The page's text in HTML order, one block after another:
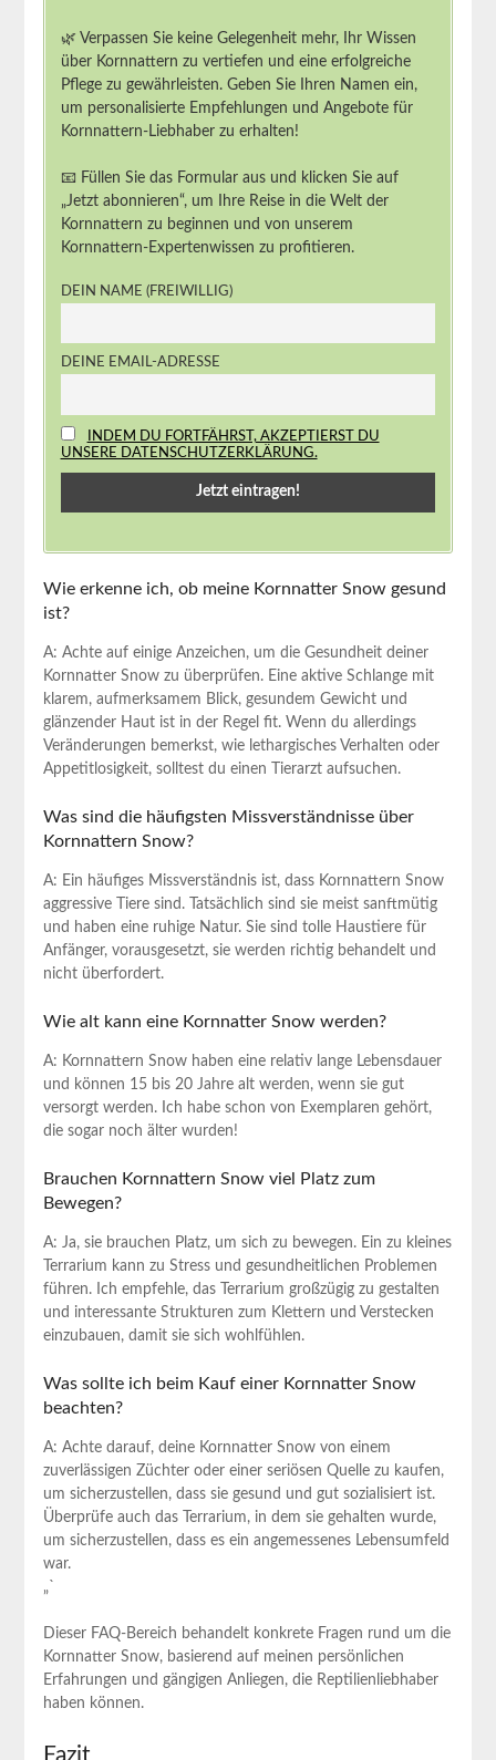
🌿 Verpassen Sie keine Gelegenheit mehr, Ihr Wissen
über Kornnattern zu vertiefen und eine erfolgreiche
Pflege zu gewährleisten. Geben Sie Ihren Namen ein,
um personalisierte Empfehlungen und Angebote für
Kornnattern-Liebhaber zu erhalten!
📧 Füllen Sie das Formular aus und klicken Sie auf
„Jetzt abonnieren“, um Ihre Reise in die Welt der
Kornnattern zu beginnen und von unserem
Kornnattern-Expertenwissen zu profitieren.
DEIN NAME (FREIWILLIG)
DEINE EMAIL-ADRESSE
INDEM DU FORTFÄHRST, AKZEPTIERST DU
UNSERE DATENSCHUTZERKLÄRUNG.
Wie erkenne ich, ob meine Kornnatter Snow gesund
ist?
A: Achte auf einige Anzeichen, um die Gesundheit deiner​
Kornnatter ‍Snow ‌zu überprüfen. Eine aktive⁤ Schlange mit
klarem, aufmerksamem ⁤Blick, gesundem Gewicht und
glänzender ​Haut ist in der Regel fit. Wenn ​du​ allerdings
Veränderungen bemerkst, wie lethargisches Verhalten oder
Appetitlosigkeit, solltest du einen Tierarzt aufsuchen.
Was sind ⁤die häufigsten Missverständnisse über
Kornnattern Snow?
A: Ein häufiges Missverständnis ist, dass Kornnattern⁢ Snow‍
aggressive⁢ Tiere sind.⁤ Tatsächlich ‌sind ⁢sie meist sanftmütig
und haben eine ruhige ‍Natur.​ Sie⁢ sind tolle Haustiere⁤ für
Anfänger, vorausgesetzt, sie werden richtig ‍behandelt und
nicht⁤ überfordert.
Wie alt​ kann eine Kornnatter Snow ‌werden?
A:‌ Kornnattern Snow haben⁢ eine relativ lange Lebensdauer
und​ können 15‍ bis‌ 20 Jahre alt werden, ⁣wenn sie ‌gut
versorgt werden. Ich habe schon⁤ von Exemplaren gehört,
⁤die​ sogar ‌noch älter wurden!
Brauchen⁣ Kornnattern Snow viel ⁢Platz zum
Bewegen?
A: Ja, sie ‌brauchen ⁣Platz,⁣ um sich zu bewegen. Ein zu ‌kleines
Terrarium kann zu Stress und gesundheitlichen Problemen
führen. Ich empfehle, das Terrarium großzügig zu ​gestalten
und interessante Strukturen zum Klettern und Verstecken
einzubauen, ⁣damit sie‌ sich wohlfühlen.
Was sollte ich beim Kauf einer⁣ Kornnatter Snow
beachten?
A: Achte darauf, deine Kornnatter Snow von einem
zuverlässigen Züchter oder einer⁢ seriösen ⁤Quelle zu ⁤kaufen,
um sicherzustellen, dass sie gesund ​und‌ gut⁤ sozialisiert⁢ ist.
Überprüfe auch das Terrarium,​ in dem‍ sie gehalten ⁢wurde,
um sicherzustellen, dass es ein‌ angemessenes⁣ Lebensumfeld
‍war.
„`
Dieser FAQ-Bereich‌ behandelt konkrete ​Fragen rund um die
Kornnatter Snow, ⁢basierend auf meinen ⁢persönlichen
Erfahrungen und gängigen⁢ Anliegen, die Reptilienliebhaber
haben können.‍
Fazit